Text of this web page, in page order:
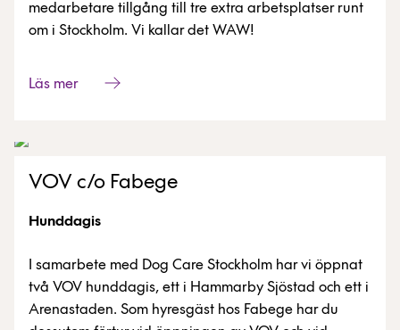
medarbetare tillgång till tre extra arbetsplatser runt
om i Stockholm. Vi kallar det WAW!
Läs mer
VOV c/o Fabege
Hunddagis
I samarbete med Dog Care Stockholm har vi öppnat
två VOV hunddagis, ett i Hammarby Sjöstad och ett i
Arenastaden. Som hyresgäst hos Fabege har du